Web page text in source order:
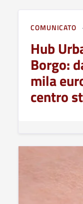
COMUNICATO
Hub
Borgo:
mila
centro